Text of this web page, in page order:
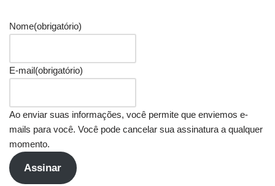
Nome(obrigatório)
E-mail(obrigatório)
Ao enviar suas informações, você permite que enviemos e-
mails para você. Você pode cancelar sua assinatura a qualquer
momento.
Assinar